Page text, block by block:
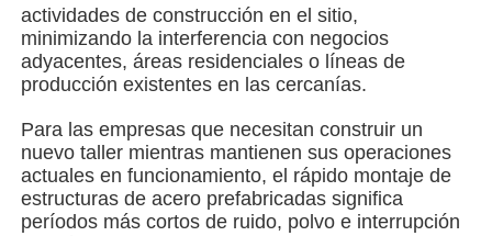
Edificio de estructura de acero
Taller de estructura de acero
almacén de estructuras de acero
actividades de construcción en el sitio,
minimizando la interferencia con negocios
adyacentes, áreas residenciales o líneas de
producción existentes en las cercanías.
Para las empresas que necesitan construir un
nuevo taller mientras mantienen sus operaciones
actuales en funcionamiento, el rápido montaje de
estructuras de acero prefabricadas significa
períodos más cortos de ruido, polvo e interrupción